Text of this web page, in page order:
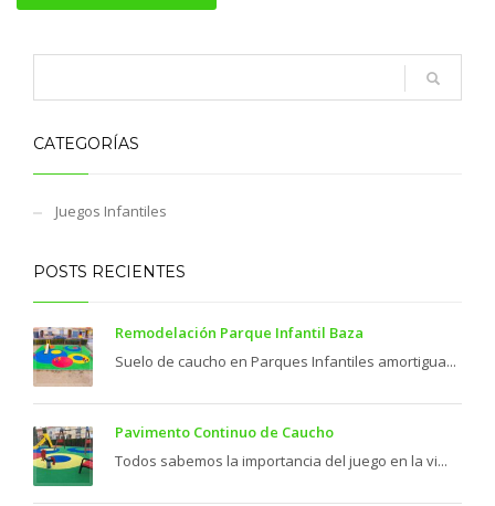
CATEGORÍAS
Juegos Infantiles
POSTS RECIENTES
Remodelación Parque Infantil Baza
Suelo de caucho en Parques Infantiles amortigua...
Pavimento Continuo de Caucho
Todos sabemos la importancia del juego en la vi...